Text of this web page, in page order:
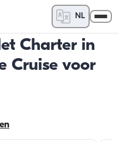
NL
Charter in
Cruise voor